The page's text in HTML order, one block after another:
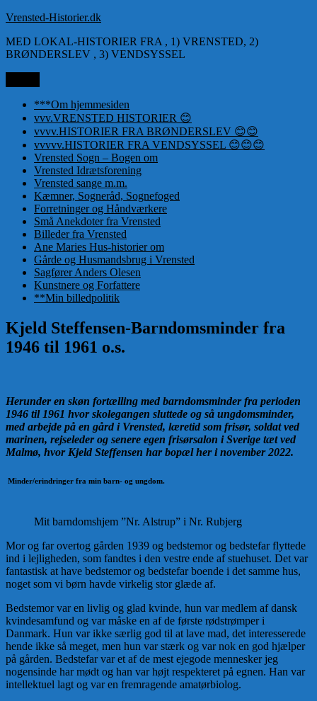
Videre
indhold
Vrensted-Historier.dk
MED LOKAL-HISTORIER FRA , 1) VRENSTED, 2)
BRØNDERSLEV , 3) VENDSYSSEL
***Om hjemmesiden
vvv.VRENSTED HISTORIER 😊
vvvv.HISTORIER FRA BRØNDERSLEV 😊😊
vvvvv.HISTORIER FRA VENDSYSSEL 😊😊😊
Vrensted Sogn – Bogen om
Vrensted Idrætsforening
Vrensted sange m.m.
Kæmner, Sogneråd, Sognefoged
Forretninger og Håndværkere
Små Anekdoter fra Vrensted
Billeder fra Vrensted
Ane Maries Hus-historier om
Gårde og Husmandsbrug i Vrensted
Sagfører Anders Olesen
Kunstnere og Forfattere
**Min billedpolitik
Kjeld Steffensen-Barndomsminder fra
1946 til 1961 o.s.
Herunder en skøn fortælling med barndomsminder fra perioden
1946 til 1961 hvor skolegangen sluttede og så ungdomsminder,
med arbejde på en gård i Vrensted, læretid som frisør, soldat ved
marinen, rejseleder og senere egen frisørsalon i Sverige tæt ved
Malmø, hvor Kjeld Steffensen har bopæl her i november 2022.
Minder/erindringer fra min barn- og ungdom.
Mit barndomshjem ”Nr. Alstrup” i Nr. Rubjerg
Mor og far overtog gården 1939 og bedstemor og bedstefar flyttede
ind i lejligheden, som fandtes i den vestre ende af stue­huset. Det var
fantastisk at have bedstemor og bedstefar boende i det samme hus,
noget som vi børn havde virkelig stor glæde af.
Bedstemor var en livlig og glad kvinde, hun var medlem af dansk
kvindesamfund og var måske en af de første rødstrøm­per i
Danmark. Hun var ikke særlig god til at lave mad, det interesse­rede
hende ikke så meget, men hun var stærk og var nok en god hjælper
på gården. Bedstefar var et af de mest eje­gode mennesker jeg
nogensinde har mødt og han var højt re­spekteret på egnen. Han var
intellektuel lagt og var en fremra­gende amatørbiolog.